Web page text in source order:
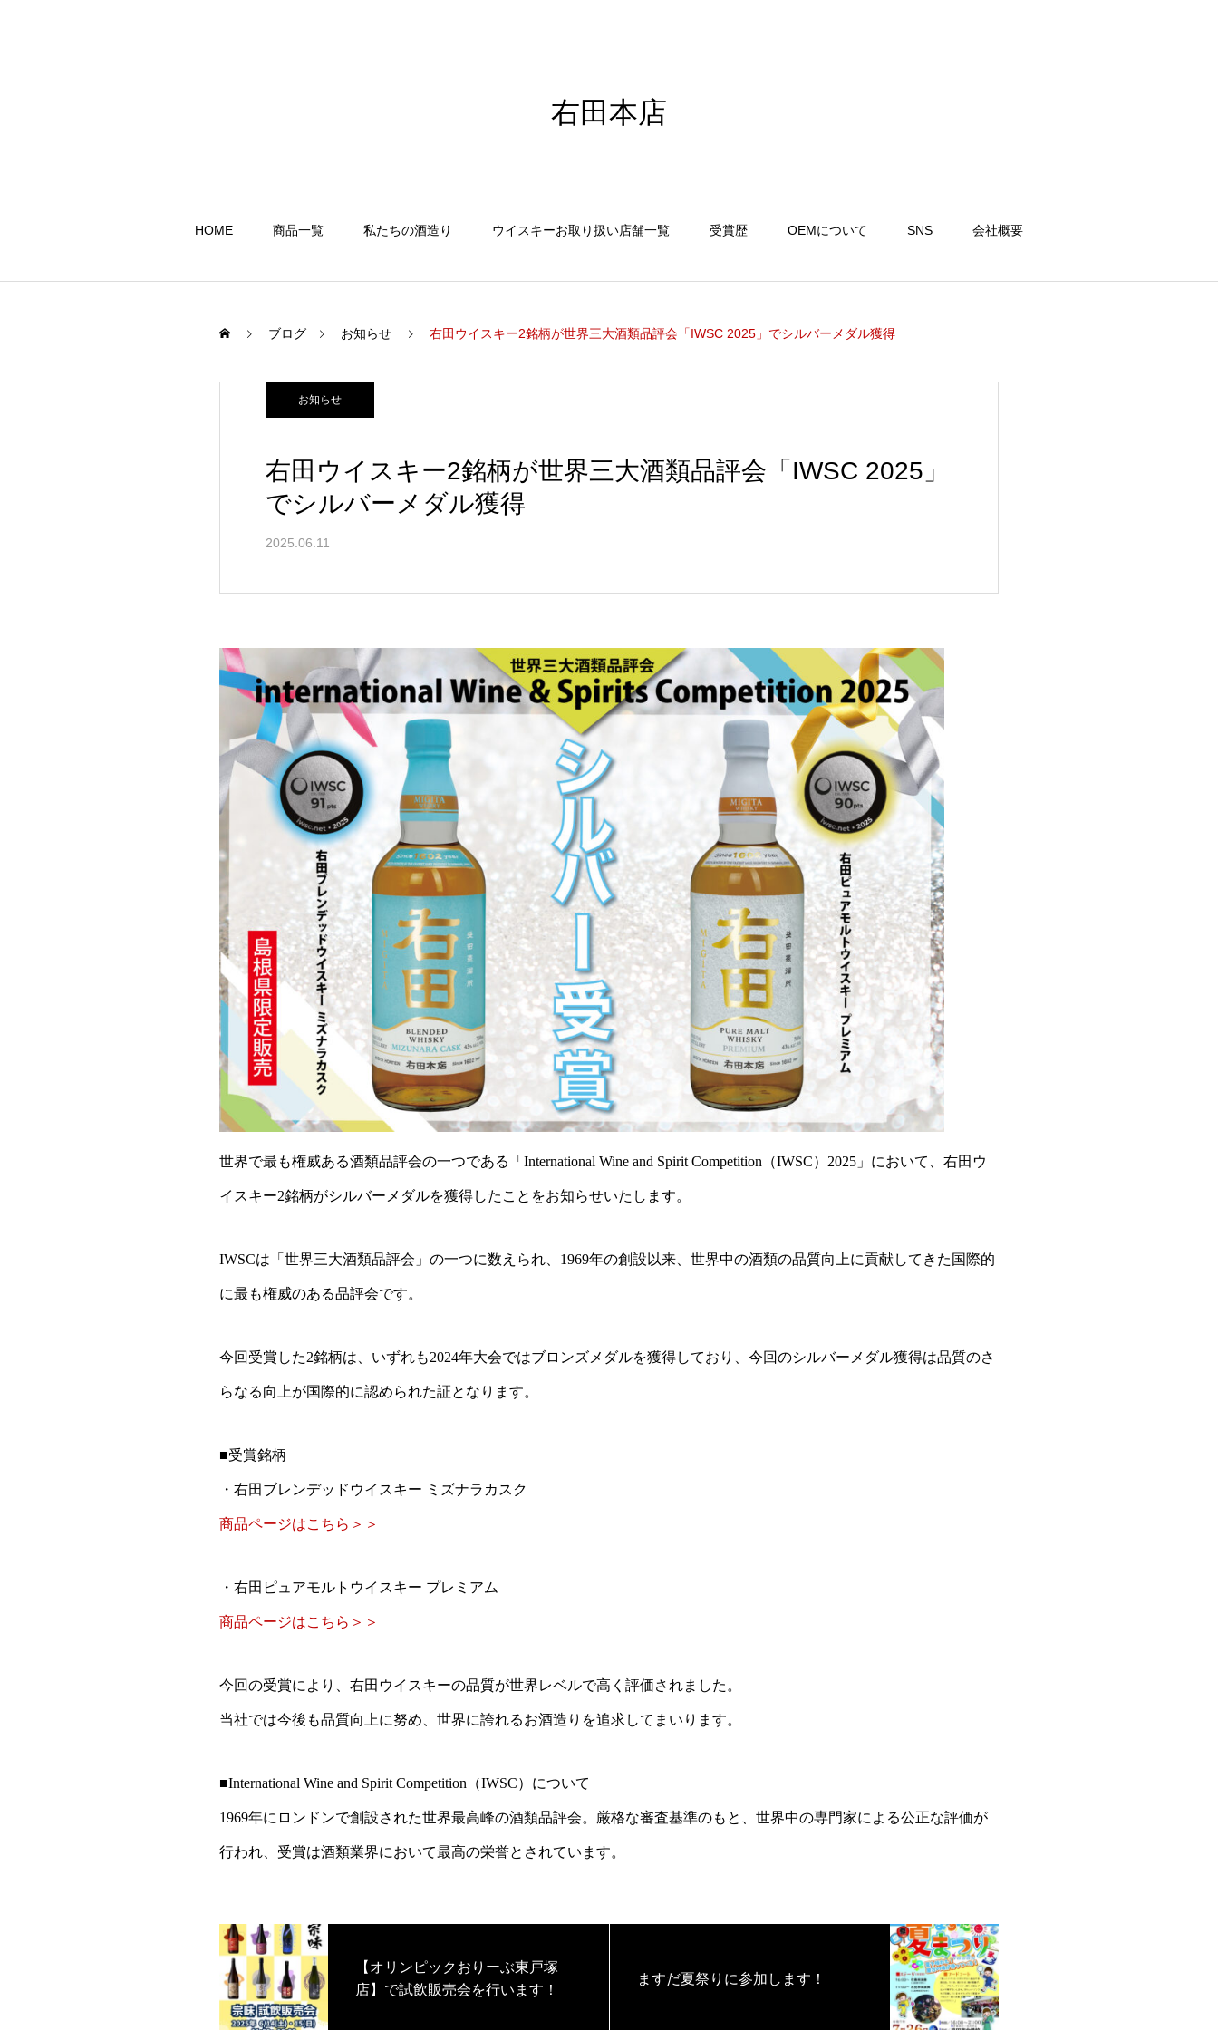
右田本店
HOME 商品一覧 私たちの酒造り ウイスキーお取り扱い店舗一覧 受賞歴 OEMについて SNS 会社概要
ブログ お知らせ 右田ウイスキー2銘柄が世界三大酒類品評会「IWSC 2025」でシルバーメダル獲得
お知らせ
右田ウイスキー2銘柄が世界三大酒類品評会「IWSC 2025」
でシルバーメダル獲得
2025.06.11
世界で最も権威ある酒類品評会の一つである「International Wine and Spirit Competition（IWSC）2025」において、右田ウ
イスキー2銘柄がシルバーメダルを獲得したことをお知らせいたします。
IWSCは「世界三大酒類品評会」の一つに数えられ、1969年の創設以来、世界中の酒類の品質向上に貢献してきた国際的
に最も権威のある品評会です。
今回受賞した2銘柄は、いずれも2024年大会ではブロンズメダルを獲得しており、今回のシルバーメダル獲得は品質のさ
らなる向上が国際的に認められた証となります。
■受賞銘柄
・右田ブレンデッドウイスキー ミズナラカスク
商品ページはこちら＞＞
・右田ピュアモルトウイスキー プレミアム
商品ページはこちら＞＞
今回の受賞により、右田ウイスキーの品質が世界レベルで高く評価されました。
当社では今後も品質向上に努め、世界に誇れるお酒造りを追求してまいります。
■International Wine and Spirit Competition（IWSC）について
1969年にロンドンで創設された世界最高峰の酒類品評会。厳格な審査基準のもと、世界中の専門家による公正な評価が
行われ、受賞は酒類業界において最高の栄誉とされています。
【オリンピックおりーぶ東戸塚
店】で試飲販売会を行います！
ますだ夏祭りに参加します！